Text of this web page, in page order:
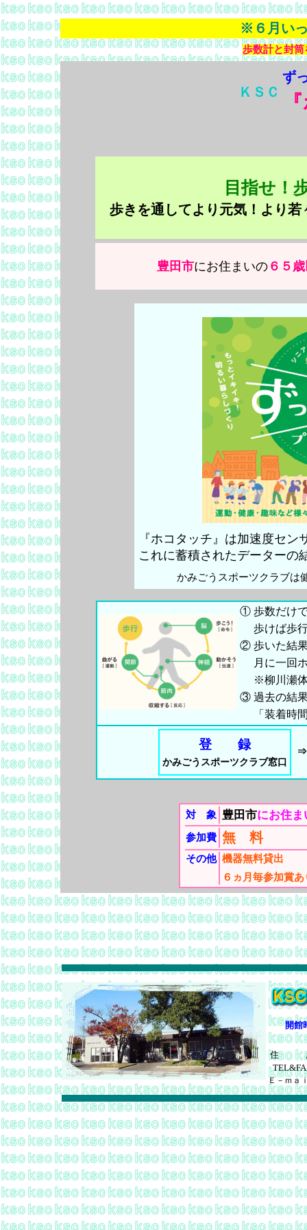
※６月い
歩数計と封筒
ＫＳＣ
ず
目指せ！
歩きを通してより元気！より
豊田市にお住まいの ６５
『ホコタッチ』は加速度セ
これに蓄積されたデーターの
かみごうスポーツクラブは
① 歩数だけ
歩けば歩
② 歩いた結
月に一回
※柳川瀬
③ 過去の結
「装着時
登 録
かみごうスポーツクラブ窓口
⇒
対 象 豊田市にお住ま
参加費 無 料
その他 機器無料貸出
６ヵ月毎参加賞あ
開
住
Ｅ－ｍａ